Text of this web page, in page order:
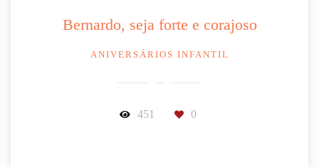
Bernardo, seja forte e corajoso
ANIVERSÁRIOS INFANTIL
451 0